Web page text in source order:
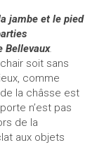
jambe et le pied
Bellevaux.
soit sans
comme
la châsse est
n’est pas
de la
aux objets